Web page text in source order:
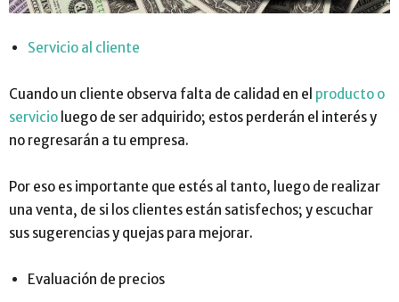
Servicio al cliente
Cuando un cliente observa falta de calidad en el producto o
servicio luego de ser adquirido; estos perderán el interés y
no regresarán a tu empresa.
Por eso es importante que estés al tanto, luego de realizar
una venta, de si los clientes están satisfechos; y escuchar
sus sugerencias y quejas para mejorar.
Evaluación de precios